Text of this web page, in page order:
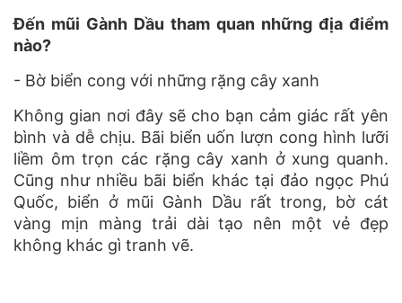
Đến mũi Gành Dầu tham quan những địa điểm
nào?
- Bờ biển cong với những rặng cây xanh
Không gian nơi đây sẽ cho bạn cảm giác rất yên
bình và dễ chịu. Bãi biển uốn lượn cong hình lưỡi
liềm ôm trọn các rặng cây xanh ở xung quanh.
Cũng như nhiều bãi biển khác tại đảo ngọc Phú
Quốc, biển ở mũi Gành Dầu rất trong, bờ cát
vàng mịn màng trải dài tạo nên một vẻ đẹp
không khác gì tranh vẽ.